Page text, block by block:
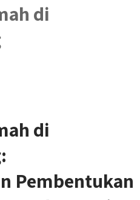
di
di
Pembentukan